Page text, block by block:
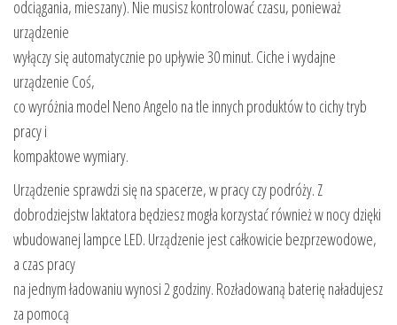
odciągania, mieszany). Nie musisz kontrolować czasu, ponieważ
urządzenie
wyłączy się automatycznie po upływie 30 minut. Ciche i wydajne
urządzenie Coś,
co wyróżnia model Neno Angelo na tle innych produktów to cichy tryb
pracy i
kompaktowe wymiary.
Urządzenie sprawdzi się na spacerze, w pracy czy podróży. Z
dobrodziejstw laktatora będziesz mogła korzystać również w nocy dzięki
wbudowanej lampce LED. Urządzenie jest całkowicie bezprzewodowe,
a czas pracy
na jednym ładowaniu wynosi 2 godziny. Rozładowaną baterię naładujesz
za pomocą